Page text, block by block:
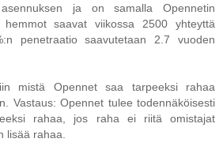
ja on samalla Opennetin
saavat viikossa 2500 yhteyttä
penetraatio saavutetaan 2.7 vuoden
mistä Opennet saa tarpeeksi rahaa
Vastaus: Opennet tulee todennäköisesti
rahaa, jos raha ei riitä omistajat
lisää rahaa.